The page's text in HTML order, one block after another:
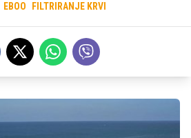
EBOO FILTRIRANJE KRVI